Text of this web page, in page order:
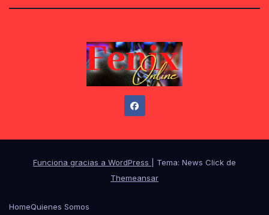
Funciona gracias a WordPress
Tema: News Click de
Themeansar
HomeQuienes Somos